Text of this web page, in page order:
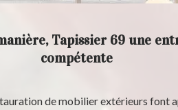
Tapissier 69 une
compétente
de mobilier extérieurs font